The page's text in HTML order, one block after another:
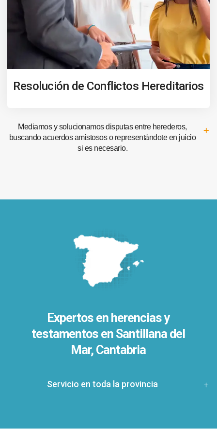
Resolución de Conflictos Hereditarios
Mediamos y solucionamos disputas entre herederos,
buscando acuerdos amistosos o representándote en juicio
si es necesario.
Expertos en herencias y
testamentos en Santillana del
Mar, Cantabria
Servicio en toda la provincia